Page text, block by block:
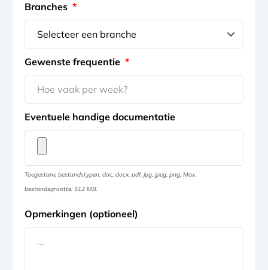
Branches *
Gewenste frequentie *
Eventuele handige documentatie
Toegestane bestandstypen: doc, docx, pdf, jpg, jpeg, png, Max.
bestandsgrootte: 512 MB.
Opmerkingen (optioneel)